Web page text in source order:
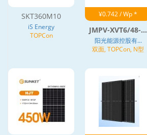
SKT360M10
iS Energy
TOPCon
¥0.742 / Wp *
JMPV-XVT6/48-...
阳光能源控股有...
双面, TOPCon, N型